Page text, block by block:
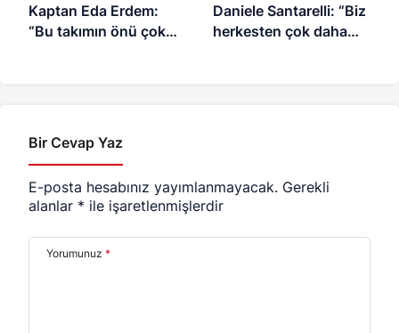
Kaptan Eda Erdem:
“Bu takımın önü çok
Daniele Santarelli: “Biz
herkesten çok daha
Bir Cevap Yaz
E-posta hesabınız yayımlanmayacak. Gerekli
alanlar * ile işaretlenmişlerdir
Yorumunuz *